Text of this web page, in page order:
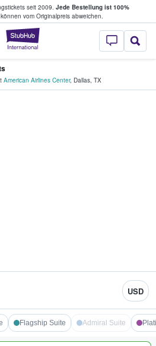
seit 2009. Jede Bestellung ist 100%
vom Originalpreis abweichen.
StubHub - Wo
& verkaufen
American Airlines Center, Dallas, TX
USD
Flagship Suite Admiral Suite